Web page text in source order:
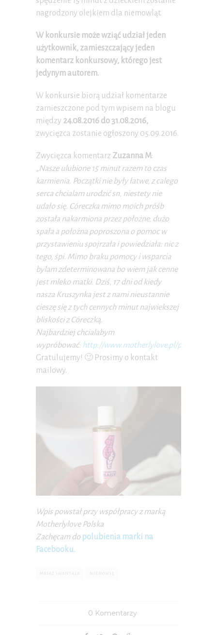
nagrodzony olejkiem dla niemowląt.
W konkursie może wziąć udział jeden
użytkownik, zamieszczający jeden
komentarz konkursowy, którego jest
jedynym autorem.
W konkursie biorą udział komentarze
zamieszczone pod tym wpisem na blogu
między 24.08.2016 do 31.08.2016,
zwycięzca zostanie ogłoszony 05.09.2016.
Zwycięzca komentarz Zuzanna M:
„Nasze ulubione 15 minut razem to czas
karmienia. Początki nie były łatwe, z calego
serca chcialam urodzić sn, niestety nie
udało się. Córeczka mimo moich próśb
została nakarmiona przez położne, dużo
spała a położna poproszona o pomoc w
przystawieniu spojrzała i powiedziała: nic z
tego, śpi. Mimo braku pomocy i wsparcia
bylam zdeterminowana bo wiem jak cenne
jest mleko matki. Dziś, 17 dni od kiedy
nasza Kruszynka jest z nami nieustannie
cieszę się z tych cennych minut najwiekszej
bliskości z Córeczką.
Najbardziej chcialabym
wypróbować: http://www.motherlylove.pl/pro…
Gratulujemy! 🙂 Prosimy o kontakt
mailowy.
Wpis powstał przy współpracy z marką
Motherlylove Polska
Zachęcam do polubienia marki na
Facebooku.
MASAŻ SHANTALA NIEMOWLĘ
0 Komentarzy